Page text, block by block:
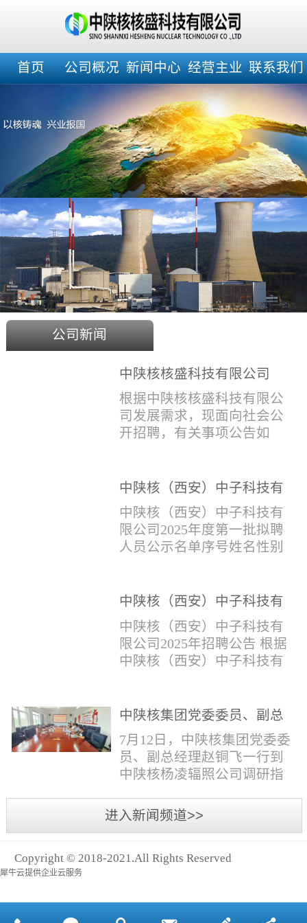
首页 公司概况 新闻中心 经营主业 联系我们
公司新闻
中陕核核盛科技有限公司
2025年度招聘公告
根据中陕核核盛科技有限公
司发展需求，现面向社会公
开招聘，有关事项公告如
会招聘：面向社会招聘，同
等条件下集团内部员工优
先。（2）应届生招聘：国家
计划内统一招收的全日制院
校应届毕业生，重点院校应
登记表》(见附件2）并如实
填写。并将《应聘人员登记
表》和本人学历学位证书和
相关证件扫描件发送至报名
中陕核（西安）中子科技有
限公司2025年度第一批拟聘
人员公示名单
中陕核（西安）中子科技有
限公司2025年度第一批拟聘
人员公示名单序号姓名性别
本科西安石油大学测控技术
月本科西安石油大学通信工
程社招3王小明男1981年11月
本科西安石油大学测控技术
子工程社招5何晔女1979年10
月本科西安财经学院工商管
理社招6张柳怡女1998...
中陕核（西安）中子科技有
限公司2025年招聘公告
中陕核（西安）中子科技有
限公司2025年招聘公告 根据
中陕核（西安）中子科技有
如下：一、招聘岗位及人数
见附件1二、招聘范围（1）
社会招聘：面向社会招聘。
（2）应届生招聘：国家计划
内统一招收的全日制院校应
届毕业生，重点院校应届毕
业生优先；回国一年内取得
国家教育部出具的学历（学
三、招聘流程（一）个人报
中陕核集团党委委员、副总
经理赵铜飞一行到中陕核杨
凌辐照公司调研指导工作
7月12日，中陕核集团党委委
员、副总经理赵铜飞一行到
中陕核杨凌辐照公司调研指
息部部长赵磊，中陕核核盛
公司执行董事张鹏，核盛公
执行董事李奎等陪同调研。
进入新闻频道>>
Copyright © 2018-2021.All Rights Reserved
犀牛云提供企业云服务